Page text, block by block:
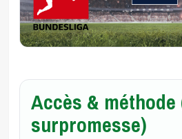
Accès & méthode
surpromesse)